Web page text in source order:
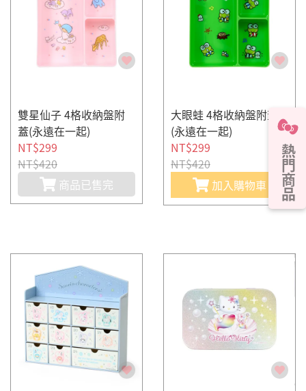
熱門商品
雙星仙子 4格收納盤附
蓋(永遠在一起)
NT$299
NT$420
商品已售完
大眼蛙 4格收納盤附蓋
(永遠在一起)
NT$299
NT$420
加入購物車